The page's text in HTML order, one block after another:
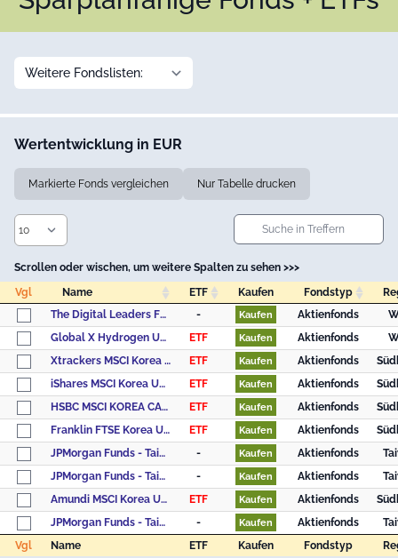
Wertentwicklung in EUR
Markierte Fonds vergleichen Nur Tabelle drucken
Scrollen oder wischen, um weitere Spalten zu sehen >>>
Vgl
Name ETF Kaufen Fondstyp
Vgl
Name ETF Kaufen Fondstyp
Vgl Name ETF Kaufen Fondstyp
The Digital Leaders Fund - Anteilklasse R - Kaufen Aktienfonds
Global X Hydrogen UCITS ETF USD
ETF Kaufen Aktienfonds
Xtrackers MSCI Korea UCITS ETF 1C
ETF Kaufen Aktienfonds
iShares MSCI Korea UCITS ETF USD (Dist)
ETF Kaufen Aktienfonds
HSBC MSCI KOREA CAPPED UCITS ETF USD
ETF Kaufen Aktienfonds
Franklin FTSE Korea UCITS ETF
ETF Kaufen Aktienfonds
JPMorgan Funds - Taiwan Fund - JPM Taiwan A (dist) - USD
- Kaufen Aktienfonds
JPMorgan Funds - Taiwan Fund - JPM Taiwan A (acc) - USD
- Kaufen Aktienfonds
Amundi MSCI Korea UCITS ETF Acc
ETF Kaufen Aktienfonds
JPMorgan Funds - Taiwan Fund - JPM Taiwan A (acc) - EUR
- Kaufen Aktienfonds
Vgl
Name ETF Kaufen Fondstyp